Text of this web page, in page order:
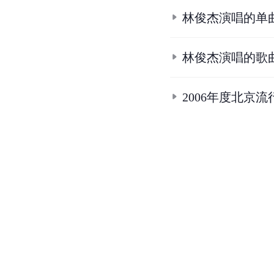
林俊杰演唱的单
林俊杰演唱的歌
2006年度北京